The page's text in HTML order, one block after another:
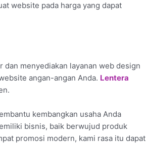
website pada harga yang dapat
dan menyediakan layanan web design
angan-angan Anda. Lentera
kembangkan usaha Anda
bisnis, baik berwujud produk
promosi modern, kami rasa itu dapat